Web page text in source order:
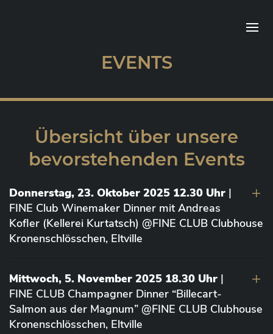
EVENTS
Übersicht über unsere
bevorstehenden Events
Donnerstag, 23. Oktober 2025 12.30 Uhr |
FINE Club Winemaker Dinner mit Andreas
Kofler (Kellerei Kurtatsch) @FINE CLUB Clubhouse
Kronenschlösschen, Eltville
Mittwoch, 5. November 2025 18.30 Uhr |
FINE CLUB Champagner Dinner “Billecart-
Salmon aus der Magnum” @FINE CLUB Clubhouse
Kronenschlösschen, Eltville